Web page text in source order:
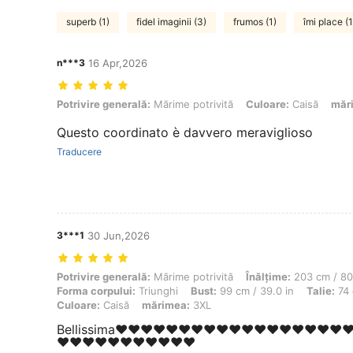
superb (1) fidel imaginii (3) frumos (1) îmi place
n***3 16 Apr,2026
Potrivire generală: Mărime potrivită, Culoare: Caisă, mărimea: 1XL
Potrivire generală: Mărime potrivită Culoare: Caisă
Questo coordinato è davvero meraviglioso
Traducere
3***1 30 Jun,2026
Potrivire generală: Mărime potrivită, Înălţime: 203 cm / 80 in,
Potrivire generală: Mărime potrivită Înălţime: 203 cm /
Forma corpului: Triunghi Bust: 99 cm / 39.0 in Talie: 74
Culoare: Caisă mărimea: 3XL
❤️❤️❤️❤️❤️❤️❤️❤️❤️❤️❤️